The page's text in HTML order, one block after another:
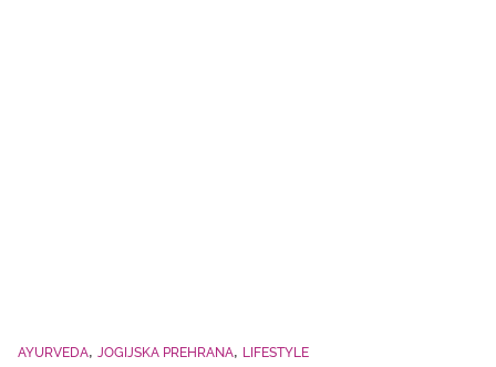
AYURVEDA JOGIJSKA PREHRANA LIFESTYLE